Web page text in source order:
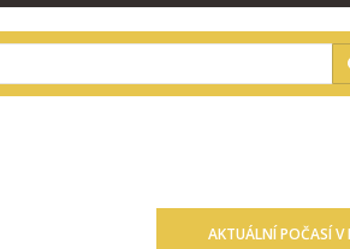
AKTUÁLNÍ POČASÍ V